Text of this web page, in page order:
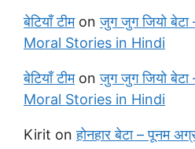
बेटियाँ टीमonजुग जुग जियो बेटा
Moral Stories in Hindi
बेटियाँ टीमonजुग जुग जियो बेटा
Moral Stories in Hindi
Kirit onहोनहार बेटा – पूनम